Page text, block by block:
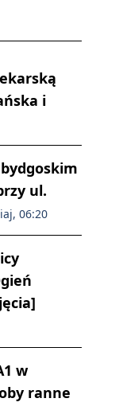
i
ul.
06:20
w
ranne